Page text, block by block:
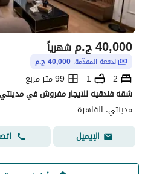
ج.م40,000 شهرياً
الدفعة المقدّمة: 40,000 ج.م
2
1
99 متر مربع
مدينتي، القاهرة
الإيميل